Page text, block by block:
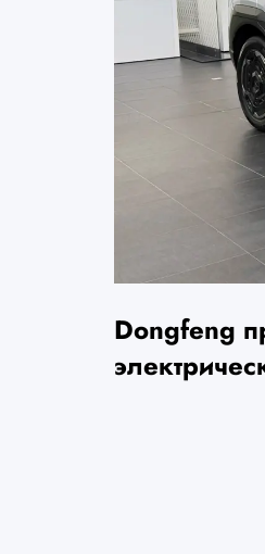
Dongfeng